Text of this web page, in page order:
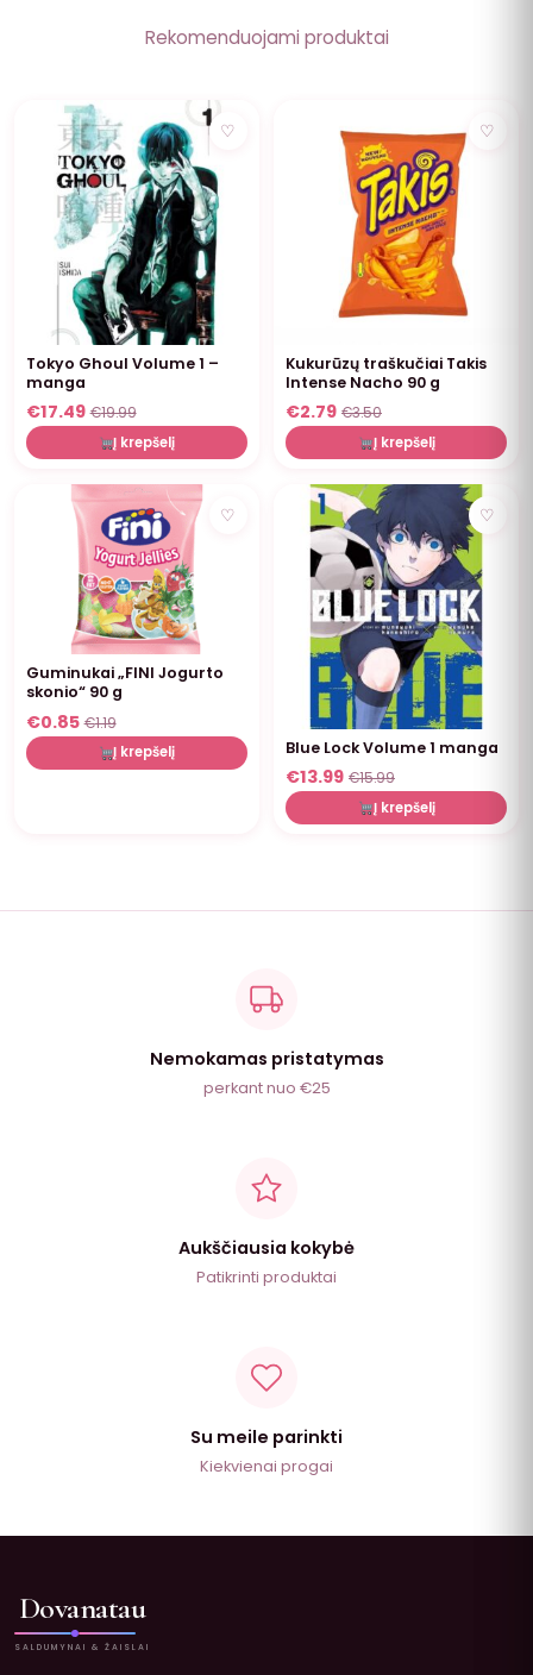
Rekomenduojami produktai
NUOLAIDA ♡
Tokyo Ghoul Volume 1 –
manga
€17.49 €19.99
Į krepšelį
NUOLAIDA ♡
Kukurūzų traškučiai Takis
Intense Nacho 90 g
€2.79 €3.50
Į krepšelį
NUOLAIDA ♡
Guminukai „FINI Jogurto
skonio“ 90 g
€0.85 €1.19
Į krepšelį
NUOLAIDA ♡
Blue Lock Volume 1 manga
€13.99 €15.99
Į krepšelį
Nemokamas pristatymas
perkant nuo €25
Aukščiausia kokybė
Patikrinti produktai
Su meile parinkti
Kiekvienai progai
Dovanatau
SALDUMYNAI & ŽAISLAI